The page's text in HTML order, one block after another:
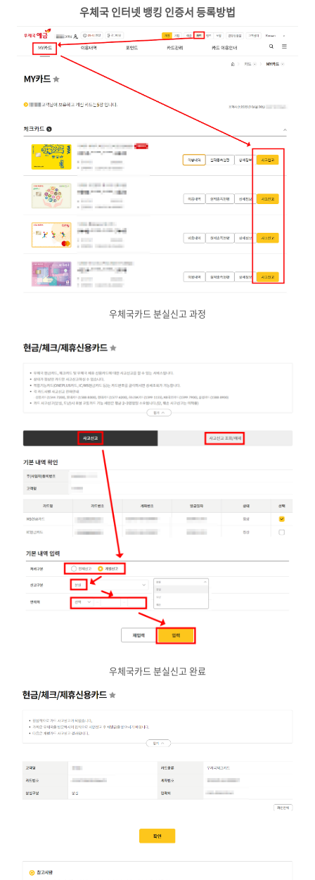
우체국 인터넷 뱅킹 인증서 등록방법
우체국카드 분실신고 과정
우체국카드 분실신고 완료